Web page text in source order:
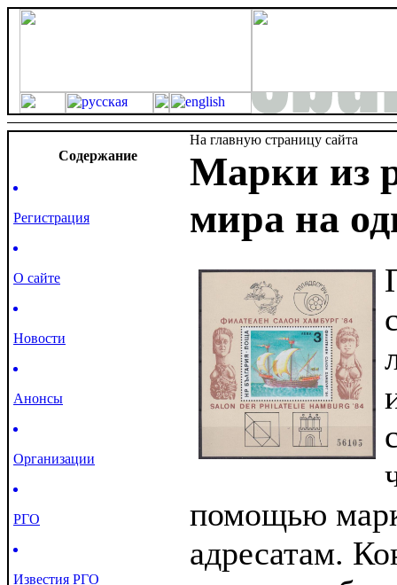
Cодержание
Регистрация
О сайте
Новости
Анонсы
Организации
РГО
Известия РГО
На главную страницу сайта
Марки из
мира на
помощью
адресатам.